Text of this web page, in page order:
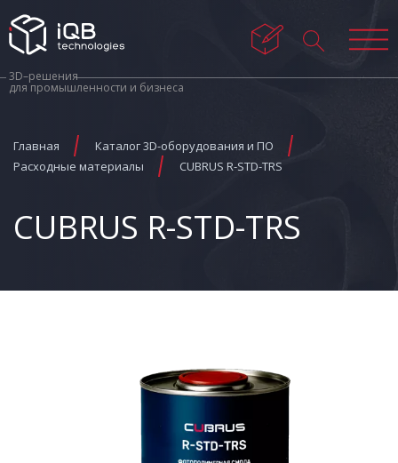
3D–решения
для промышленности и бизнеса
Главная
Каталог 3D-оборудования и ПО
Расходные материалы
CUBRUS R-STD-TRS
CUBRUS R-STD-TRS